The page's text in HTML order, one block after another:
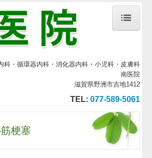
科・循環器内科・消化器内科・小児科・皮膚科
南医院
滋賀県野洲市吉地1412
TEL: 077-589-5061
梗塞